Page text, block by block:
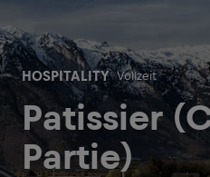
HOSPITALITY Vollzeit
Patissier
Partie)